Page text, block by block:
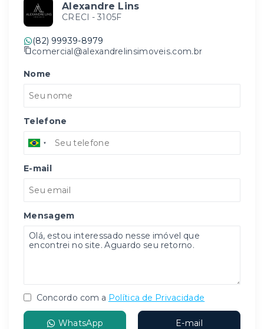
Alexandre Lins
CRECI - 3105F
(82) 99939-8979
comercial@alexandrelinsimoveis.com.br
Nome
Telefone
E-mail
Mensagem
Concordo com a Política de Privacidade
WhatsApp E-mail